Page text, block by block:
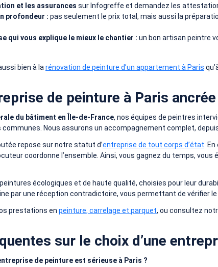
et les assurances sur Infogreffe et demandez les
profondeur : pas seulement le prix total, mais aussi la
qui vous explique le mieux le chantier : un bon artisan peintre
bien à la rénovation de peinture d’un appartement à Paris
de peinture à Paris
du bâtiment en Île-de-France, nos équipes de peintres
Nous assurons un accompagnement complet,
repose sur notre statut d’entreprise de tout corps d’état .
coordonne l’ensemble. Ainsi, vous gagnez du temps,
écologiques et de haute qualité, choisies pour leur
par une réception contradictoire, vous permettant de vérifier
prestations en peinture, carrelage et parquet, ou consultez
sur le choix d’une
de peinture est sérieuse à Paris ?